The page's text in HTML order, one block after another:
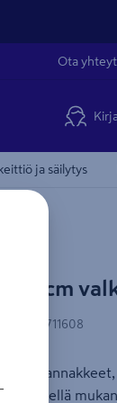
Ota
ja säilytys
7314101711608
yhdistellä